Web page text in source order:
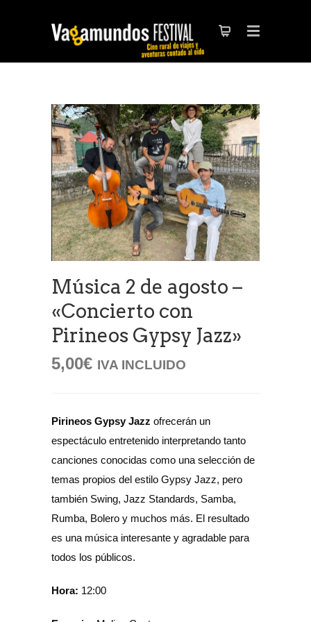
Música 2 de agosto –
«Concierto con
Pirineos Gypsy Jazz»
5,00€ IVA INCLUIDO
Pirineos Gypsy Jazz ofrecerán un
espectáculo entretenido interpretando tanto
canciones conocidas como una selección de
temas propios del estilo Gypsy Jazz, pero
también Swing, Jazz Standards, Samba,
Rumba, Bolero y muchos más. El resultado
es una música interesante y agradable para
todos los públicos.
Hora: 12:00